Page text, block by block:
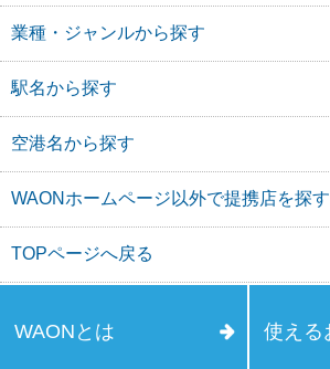
業種・ジャンルから探す
駅名から探す
空港名から探す
WAONホームページ以外で提携店を探す
TOPページへ戻る